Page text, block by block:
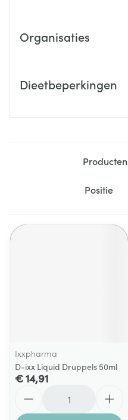
Organisaties
Dieetbeperkingen
Producten
Sorteer op:
Ixxpharma
D-ixx Liquid Druppels 50ml
€ 14,91